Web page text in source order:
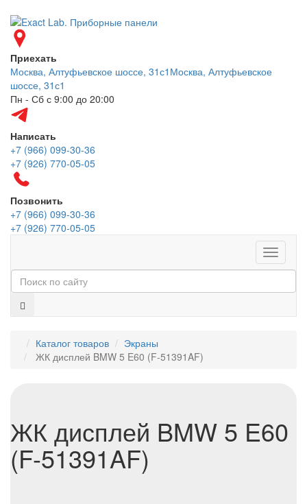
Приехать
Москва, Алтуфьевское шоссе, 31с1 Москва, Алтуфьевское
шоссе, 31с1
Пн - Сб с 9:00 до 20:00
Написать
+7 (966) 099-30-36
+7 (926) 770-05-05
Позвонить
+7 (966) 099-30-36
+7 (926) 770-05-05
Меню
Каталог товаров
Экраны
ЖК дисплей BMW 5 E60 (F-51391AF)
ЖК дисплей BMW 5 E60
(F-51391AF)